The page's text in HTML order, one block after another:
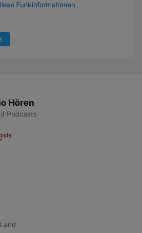
Funkinformationen
Hören
Podcasts